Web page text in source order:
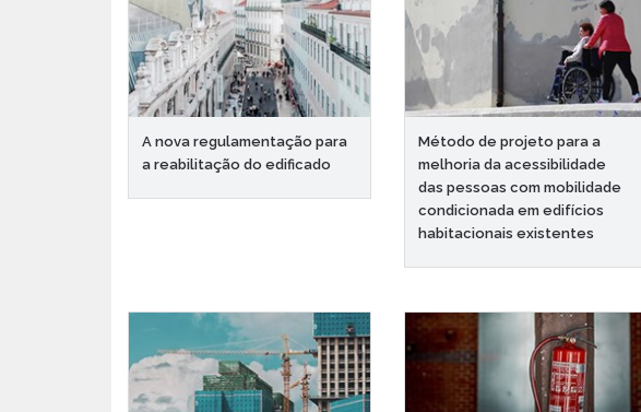
A nova regulamentação para
a reabilitação do edificado
Método de projeto para a
melhoria da acessibilidade
das pessoas com mobilidade
condicionada em edifícios
habitacionais existentes